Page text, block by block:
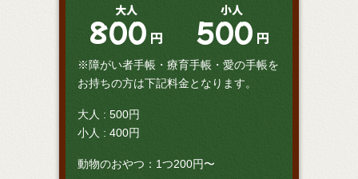
大人
800 円
小人
500 円
※障がい者手帳・療育手帳・愛の手帳を
お持ちの方は下記料金となります。
大人 : 500円
小人 : 400円
動物のおやつ：1つ200円〜